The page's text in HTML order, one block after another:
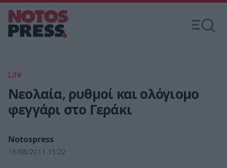
Life
Νεολαία, ρυθμοί και ολόγιομο
φεγγάρι στο Γεράκι
Notospress
16/08/2011 15:22